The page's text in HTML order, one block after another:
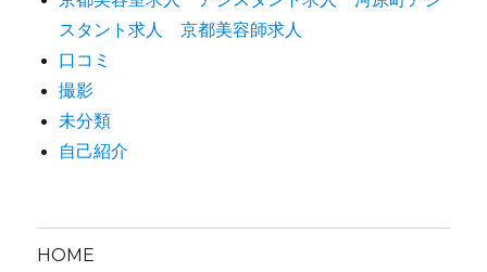
スタント求人 京都美容師求人
口コミ
撮影
未分類
自己紹介
HOME